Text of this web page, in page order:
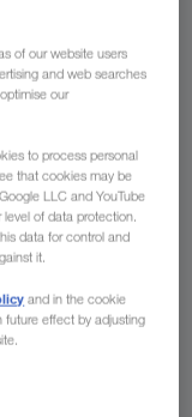
of our website users
and web searches
our
to process personal
that cookies may be
LLC and YouTube
of data protection.
data for control and
it.
and in the cookie
future effect by adjusting